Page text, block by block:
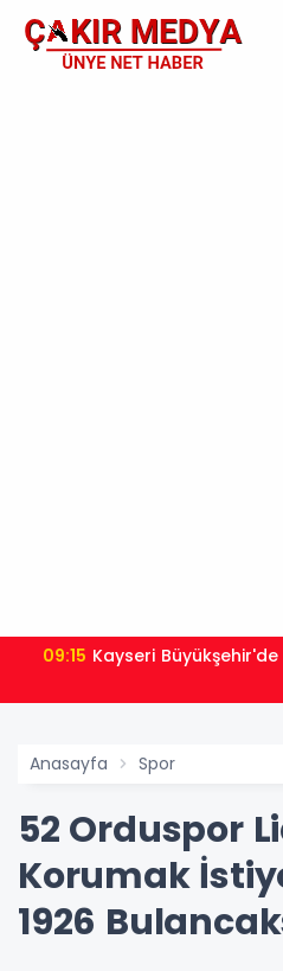
09:15 Kayseri
Anasayfa Spor
52 Orduspor
Korumak
1926